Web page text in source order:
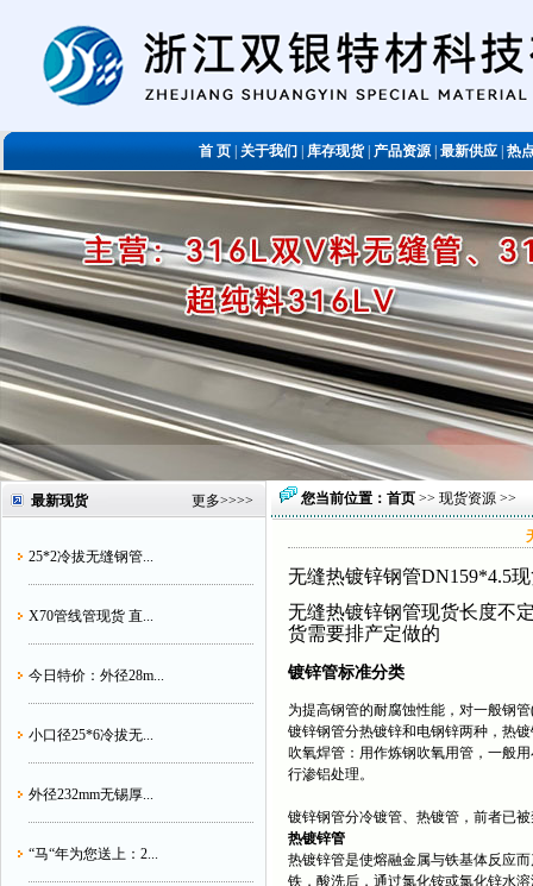
首 页关于我们库存现货|产品资源|最新供应|热
最新现货 更多>>>>
25*2冷拔无缝钢管...
X70管线管现货 直...
今日特价：外径28m...
小口径25*6冷拔无...
外径232mm无锡厚...
“马“年为您送上：2...
您当前位置： 首页 >> 现货资源 >>
无缝热镀锌钢管DN159*4.5
无缝热镀锌钢管现货长度不
货需要排产定做的
镀锌管标准分类
为提高钢管的耐腐蚀性能，对一般钢
镀锌钢管分热镀锌和电钢锌两种，热
吹氧焊管：用作炼钢吹氧用管，一般
行渗铝处理。
镀锌钢管分冷镀管、热镀管，前者已
热镀锌管
热镀锌管是使熔融金属与铁基体反应
铁，酸洗后，通过氯化铵或氯化锌水